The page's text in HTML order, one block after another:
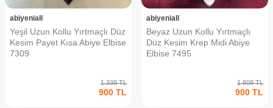
abiyeniall
Yeşil Uzun Kollu Yırtmaçlı Düz
Kesim Payet Kısa Abiye Elbise
7309
1.338TL
900 TL
abiyeniall
Beyaz Uzun Kollu Yırtmaçlı
Düz Kesim Krep Midi Abiye
Elbise 7495
1.808TL
900 TL